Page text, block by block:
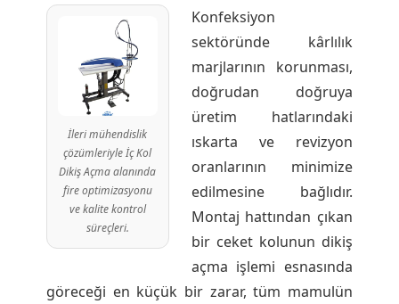
İleri mühendislik
çözümleriyle İç Kol
Dikiş Açma alanında
fire optimizasyonu
ve kalite kontrol
süreçleri.
Konfeksiyon
sektöründe kârlılık
marjlarının korunması,
doğrudan doğruya
üretim hatlarındaki
ıskarta ve revizyon
oranlarının minimize
edilmesine bağlıdır.
Montaj hattından çıkan
bir ceket kolunun dikiş
açma işlemi esnasında
göreceği en küçük bir zarar, tüm mamulün